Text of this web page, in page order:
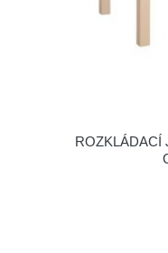
ROZKLÁDACÍ